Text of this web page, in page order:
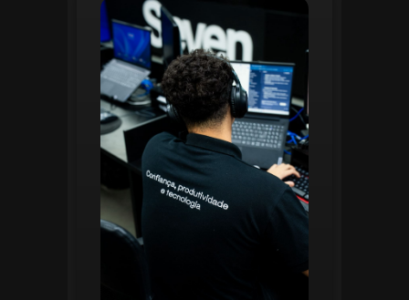
O planejamento dentro do CGI é
realizado por uma equipe
especializada que utiliza
ferramentas avançadas para
estruturar ordens de serviço, fluxos
de trabalho e parametrizações
operacionais. Essa etapa envolve a
análise detalhada de criticidade por
atividade, permitindo alocar
recursos de forma eficiente e
garantir que todas as ações estejam
alinhadas aos objetivos
estratégicos.